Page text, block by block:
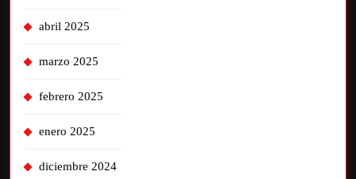
abril 2025
marzo 2025
febrero 2025
enero 2025
diciembre 2024